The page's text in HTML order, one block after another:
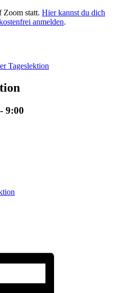
Zoom statt. Hier kannst du dich
anmelden.
Tageslektion
- 9:00